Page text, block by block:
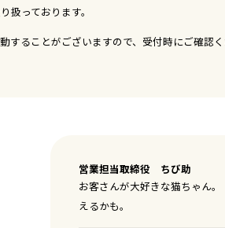
扱っております。
ることがございますので、受付時にご確認
営業担当取締役 ちび助
お客さんが大好きな猫ちゃん
えるかも。